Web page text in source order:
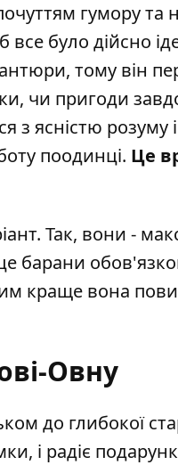
гумору та
все було дійсно
тому він
чи пригоди
з ясністю розуму і
поодинці. Це
Так, вони -
барани
краще вона
Овну
до глибокої
і радіє